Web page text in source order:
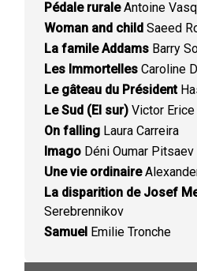
Pédale ruraleAntoine
Woman and child Saeed
La famile Addams Barry
Les Immortelles Caroline
Le gâteau du Président
Le Sud (El sur) Victor Erice
On falling Laura Carreira
Imago Déni Oumar Pitsaev
Une vie ordinaire
La disparition de Josef
Serebrennikov
Samuel Emilie Tronche